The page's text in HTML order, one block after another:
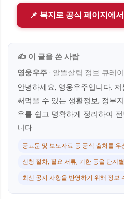
📌 복지로 공식 페이지에
✍️ 이 글을 쓴 사람
영웅우주 · 알뜰살림 정보 큐레
안녕하세요, 영웅우주입니다.
써먹을 수 있는 생활정보, 정부
우를 쉽고 명확하게 정리하여
니다.
공고문 및 보도자료 등 공식 출처를
신청 절차, 필요 서류, 기한 등을 단계
최신 공지 사항을 반영하기 위해 정보